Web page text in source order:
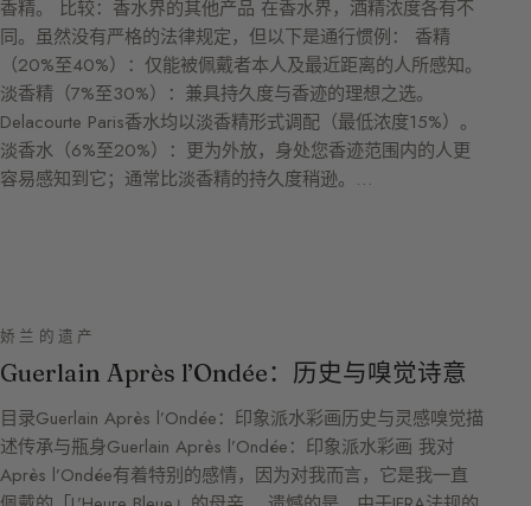
香精。 比较：香水界的其他产品 在香水界，酒精浓度各有不
同。虽然没有严格的法律规定，但以下是通行惯例： 香精
（20%至40%）：仅能被佩戴者本人及最近距离的人所感知。
淡香精（7%至30%）：兼具持久度与香迹的理想之选。
Delacourte Paris香水均以淡香精形式调配（最低浓度15%）。
淡香水（6%至20%）：更为外放，身处您香迹范围内的人更
容易感知到它；通常比淡香精的持久度稍逊。…
娇兰的遗产
Guerlain Après l’Ondée：历史与嗅觉诗意
目录Guerlain Après l’Ondée：印象派水彩画历史与灵感嗅觉描
述传承与瓶身Guerlain Après l’Ondée：印象派水彩画 我对
Après l’Ondée有着特别的感情，因为对我而言，它是我一直